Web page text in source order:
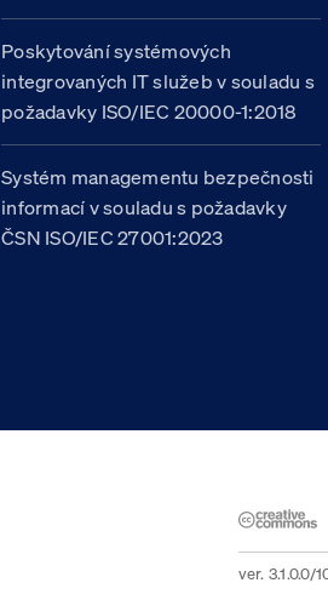
Poskytování systémových
integrovaných IT služeb v souladu s
požadavky ISO/IEC 20000-1:2018
Systém managementu bezpečnosti
informací v souladu s požadavky
ČSN ISO/IEC 27001:2023
ver. 3.1.0.0/